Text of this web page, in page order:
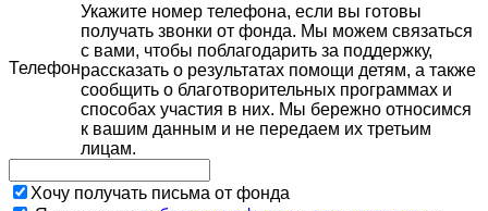
Телефон
Укажите номер телефона, если вы готовы
получать звонки от фонда. Мы можем связаться
с вами, чтобы поблагодарить за поддержку,
рассказать о результатах помощи детям, а также
сообщить о благотворительных программах и
способах участия в них. Мы бережно относимся
к вашим данным и не передаем их третьим
лицам.
Хочу получать письма от фонда